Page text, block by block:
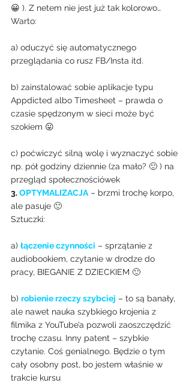
😀 ). Z netem nie jest już tak kolorowo…
Warto:
a) oduczyć się automatycznego
przeglądania co rusz FB/Insta itd.
b) zainstalować sobie aplikacje typu
Appdicted albo Timesheet – prawda o
czasie spędzonym w sieci może być
szokiem 😛
c) poćwiczyć silną wolę i wyznaczyć sobie
np. pół godziny dziennie (za mało? 🙂 ) na
przegląd społecznościówek
3. OPTYMALIZACJA – brzmi trochę korpo,
ale pasuje 🙂
Sztuczki:
a) łączenie czynności – sprzątanie z
audiobookiem, czytanie w drodze do
pracy, BIEGANIE Z DZIECKIEM 🙂
b) robienie rzeczy szybciej – to są banały,
ale nawet nauka szybkiego krojenia z
filmika z YouTube’a pozwoli zaoszczędzić
trochę czasu. Inny patent – szybkie
czytanie. Coś genialnego. Będzie o tym
cały osobny post, bo jestem właśnie w
trakcie kursu